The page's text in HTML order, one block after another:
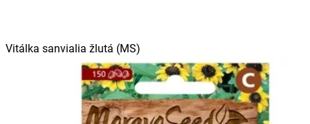
Vitálka sanvialia žlutá (MS)